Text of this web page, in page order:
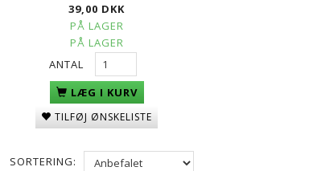
CO2 PATRONER, 12G, 25 STK
119,00 DKK
39,00 DKK
PÅ LAGER
PÅ LAGER
ANTAL
LÆG I KURV
TILFØJ ØNSKELISTE
SORTERING: